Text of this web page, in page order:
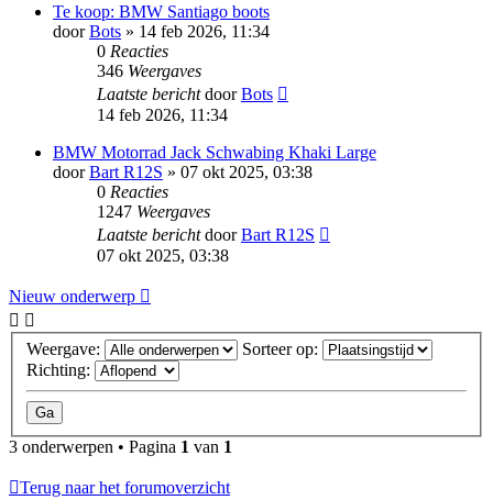
Te koop: BMW Santiago boots
doorBots » 14 feb 2026, 11:34
0 Reacties
346 Weergaves
Laatste berichtdoorBots
14 feb 2026, 11:34
BMW Motorrad Jack Schwabing Khaki Large
doorBart R12S » 07 okt 2025, 03:38
0 Reacties
1247 Weergaves
Laatste berichtdoorBart R12S
07 okt 2025, 03:38
Nieuw onderwerp
Weergave:
Sorteer op:
Richting:
3 onderwerpen • Pagina 1 van 1
Terug naar het forumoverzicht